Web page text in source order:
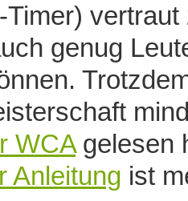
Timer)
genug
WCAgelesen
Anleitung ist